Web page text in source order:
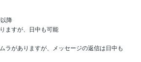
降
ますが、日中も可能
ラがありますが、メッセージの返信は日中も